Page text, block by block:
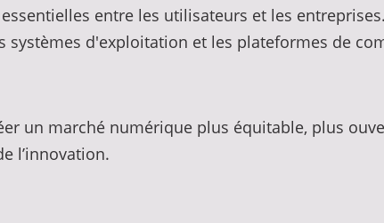
entre les utilisateurs et les
systèmes d'exploitation et les plateformes de
un marché numérique plus équitable, plus
l’innovation.